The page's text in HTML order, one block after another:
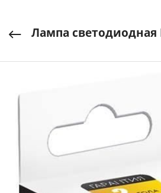
Лампа светодиодная LED LB-72 E27 5W